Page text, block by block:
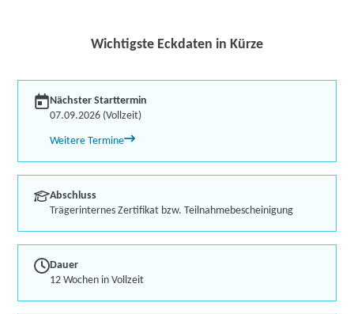
Wichtigste Eckdaten in Kürze
Nächster Starttermin
07.09.2026 (Vollzeit)
Weitere Termine
Abschluss
Trägerinternes Zertifikat bzw. Teilnahmebescheinigung
Dauer
12 Wochen in Vollzeit